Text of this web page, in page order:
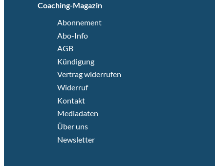
Coaching-Magazin
Abonnement
Abo-Info
AGB
Kündigung
Vertrag widerrufen
Widerruf
Kontakt
Mediadaten
Über uns
Newsletter